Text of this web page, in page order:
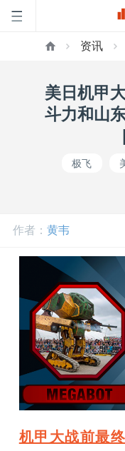
页
网
开
课
活
资讯
美日机甲
斗力和山
极飞
作者： 黄韦
机甲大战前最